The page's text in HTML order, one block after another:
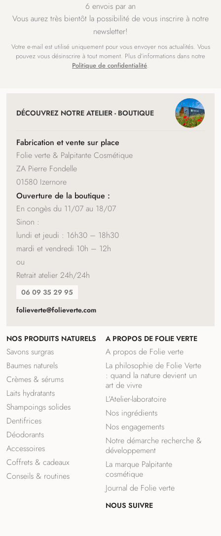
6 envois par an
Vous aurez très bientôt la possibilité de vous inscrire à notre
newsletter!
Votre e-mail est utilisé uniquement pour vous envoyer nos actualités. Vous
pouvez vous désinscrire à tout moment. Plus d’informations dans notre
Politique de confidentialité.
NOS PRODUITS NATURELS
Savons surgras
Baumes naturels
Crèmes & sérums
Laits hydratants
Shampoings solides
Dentifrices
Déodorants
Accessoires
Coffrets & cadeaux
Conseils & routines
A PROPOS DE FOLIE VERTE
A propos de Folie verte
La philosophie de Folie Verte
: quand la nature devient un
art de vivre
L’Atelier-laboratoire
Nos ingrédients
Nos engagements
Notre démarche recherche &
développement
La marque Palpitante
cosmétique
Journal de Folie verte
NOUS SUIVRE
DÉCOUVREZ NOTRE ATELIER - BOUTIQUE
Fabrication et vente sur place
Folie verte & Palpitante Cosmétique
ZA Pierre Fondelle
01580 Izernore
Ouverture de la boutique :
En congès du 11/07 au 18/07
Sinon :
lundi et jeudi : 16h30 – 18h30
mardi et vendredi 10h – 12h
ou
Retrait atelier 24h/24h
06 09 35 29 95
folieverte@folieverte.com